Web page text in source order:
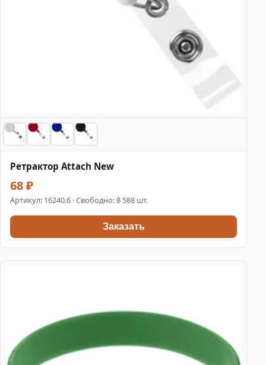
Ретрактор Attach New
68 ₽
Артикул: 16240.6 · Свободно: 8 588 шт.
Заказать